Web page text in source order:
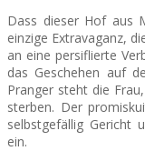
Dass dieser Hof aus
einzige Extravaganz,
an eine persiflierte
das Geschehen auf
Pranger steht die
sterben. Der
selbstgefällig Gericht
ein.